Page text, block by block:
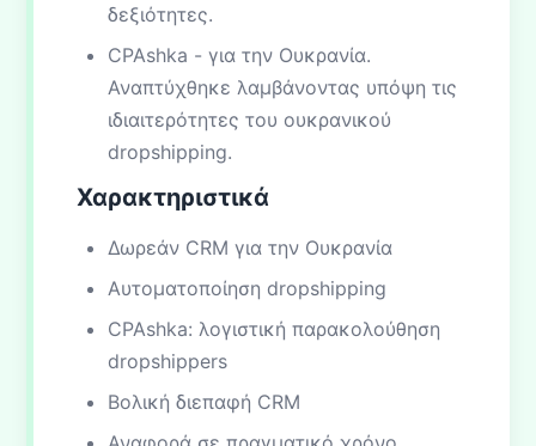
δεξιότητες.
CPAshka - για την Ουκρανία.
Αναπτύχθηκε λαμβάνοντας υπόψη τις
ιδιαιτερότητες του ουκρανικού
dropshipping.
Χαρακτηριστικά
Δωρεάν CRM για την Ουκρανία
Αυτοματοποίηση dropshipping
CPAshka: λογιστική παρακολούθηση
dropshippers
Βολική διεπαφή CRM